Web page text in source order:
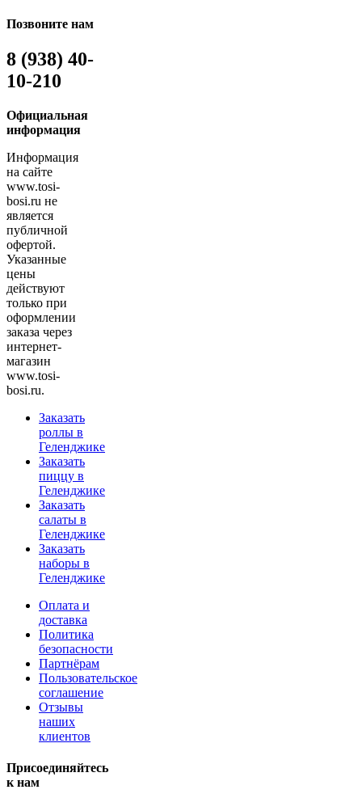
Позвоните нам
8 (938) 40-
10-210
Официальная
информация
Информация
на сайте
www.tosi-
bosi.ru не
является
публичной
офертой.
Указанные
цены
действуют
только при
оформлении
заказа через
интернет-
магазин
www.tosi-
bosi.ru.
Заказать
роллы в
Геленджике
Заказать
пиццу в
Геленджике
Заказать
салаты в
Геленджике
Заказать
наборы в
Геленджике
Оплата и
доставка
Политика
безопасности
Партнёрам
Пользовательское
соглашение
Отзывы
наших
клиентов
Присоединяйтесь
к нам